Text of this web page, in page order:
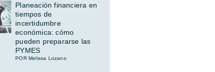
Planeación financiera en
tiempos de
incertidumbre
económica: cómo
pueden prepararse las
PYMES
POR Melissa Lozano